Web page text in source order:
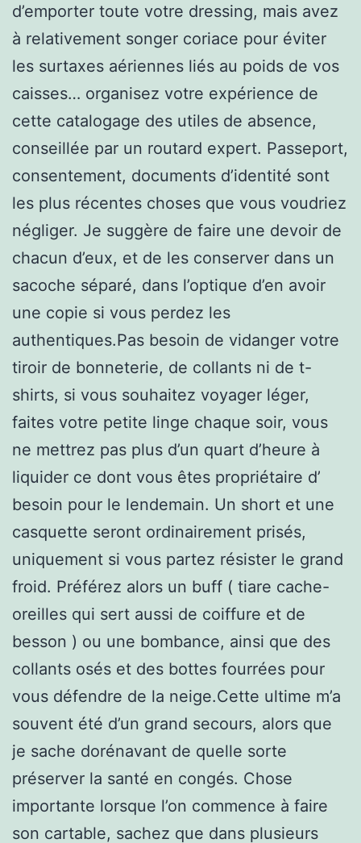
d’emporter toute votre dressing, mais avez
à relativement songer coriace pour éviter
les surtaxes aériennes liés au poids de vos
caisses… organisez votre expérience de
cette catalogage des utiles de absence,
conseillée par un routard expert. Passeport,
consentement, documents d’identité sont
les plus récentes choses que vous voudriez
négliger. Je suggère de faire une devoir de
chacun d’eux, et de les conserver dans un
sacoche séparé, dans l’optique d’en avoir
une copie si vous perdez les
authentiques.Pas besoin de vidanger votre
tiroir de bonneterie, de collants ni de t-
shirts, si vous souhaitez voyager léger,
faites votre petite linge chaque soir, vous
ne mettrez pas plus d’un quart d’heure à
liquider ce dont vous êtes propriétaire d’
besoin pour le lendemain. Un short et une
casquette seront ordinairement prisés,
uniquement si vous partez résister le grand
froid. Préférez alors un buff ( tiare cache-
oreilles qui sert aussi de coiffure et de
besson ) ou une bombance, ainsi que des
collants osés et des bottes fourrées pour
vous défendre de la neige.Cette ultime m’a
souvent été d’un grand secours, alors que
je sache dorénavant de quelle sorte
préserver la santé en congés. Chose
importante lorsque l’on commence à faire
son cartable, sachez que dans plusieurs